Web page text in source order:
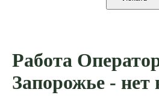
Работа
Запорожье - нет